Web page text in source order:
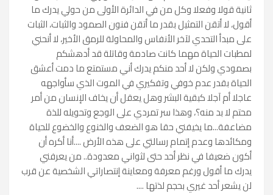
ثانية قولا وفعلا وكل من في الدائرة الأولى من حولي يدرك ما
أقول، لا أتقن التمثيل بقدر ما أتقن فنون الصمود والثبات، الثبات
على مبدأ التحدي لآخر الأنفاس والمحاولة للرمق الأخير، لا أنحني
لمطبات الحياة مهما كانت صادمة وقاتلة قد أدهشكم
بصمودي ولكن لا أحد منكم يدرك أني مستمتع ما دمت أعشق
الحياة بقدر عدم خوفي وتفكيري في الموت الذي سأواجهه
عاجلا أم آجلا كبقية البشر وهل يعقل أن يخاف الإنسان من أمر
محتم لا بد منه؟، وهذا سر تمردي على الوجع وتحويله للذة
مضاعفة...ما يخيفني حقا هو الضعف والخنوع والخضوع للحياة
ومكائدها وعدم إتمام رسالتي على هذه الأرض ....أنا أكره أن
أكون ضعيفا في نظر أحد حتى لثواني معدودة.. من يعرفني
يدرك ما أقول ورغم معرفة ومعاينة إنتصاراتي الشخصية عن قرب
لن يشعر أحد غيري بحجم لذتها ....